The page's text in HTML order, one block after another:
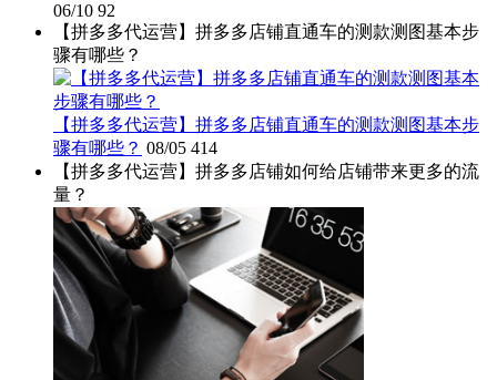
06/10 92
【拼多多代运营】拼多多店铺直通车的测款测图基本步
骤有哪些？
【拼多多代运营】拼多多店铺直通车的测款测图基本步
骤有哪些？ 08/05 414
【拼多多代运营】拼多多店铺如何给店铺带来更多的流
量？